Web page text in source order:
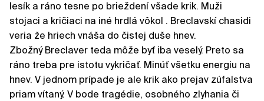
lesík a ráno tesne po brieždení všade krik. Muži
stojaci a kričiaci na iné hrdlá vôkol . Breclavskí chasidi
veria že hriech vnáša do čistej duše hnev.
Zbožný Breclaver teda môže byť iba veselý. Preto sa
ráno treba pre istotu vykričať. Minúť všetku energiu na
hnev. V jednom prípade je ale krik ako prejav zúfalstva
priam vítaný. V bode tragédie, osobného zlyhania či